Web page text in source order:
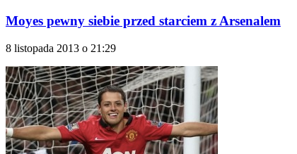
Moyes pewny siebie przed starciem z Arsenalem
8 listopada 2013 o 21:29